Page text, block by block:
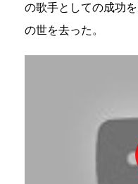
の歌手としての成功
の世を去った。